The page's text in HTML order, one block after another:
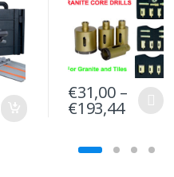
€31,00 –
€193,44